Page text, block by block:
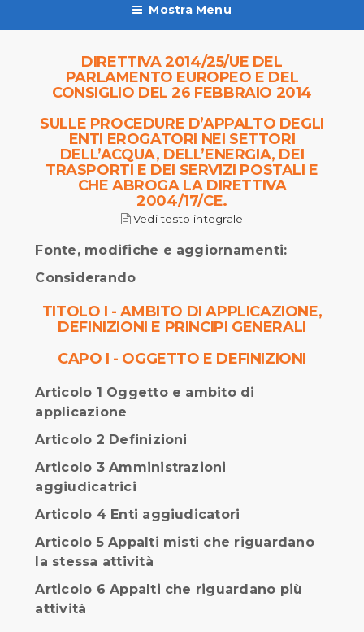
Mostra Menu
DIRETTIVA 2014/25/UE DEL
PARLAMENTO EUROPEO E DEL
CONSIGLIO DEL 26 FEBBRAIO 2014
SULLE PROCEDURE D’APPALTO DEGLI
ENTI EROGATORI NEI SETTORI
DELL’ACQUA, DELL’ENERGIA, DEI
TRASPORTI E DEI SERVIZI POSTALI E
CHE ABROGA LA DIRETTIVA
2004/17/CE.
Vedi testo integrale
Fonte, modifiche e aggiornamenti:
Considerando
TITOLO I - AMBITO DI APPLICAZIONE,
DEFINIZIONI E PRINCIPI GENERALI
CAPO I - OGGETTO E DEFINIZIONI
Articolo 1 Oggetto e ambito di
applicazione
Articolo 2 Definizioni
Articolo 3 Amministrazioni
aggiudicatrici
Articolo 4 Enti aggiudicatori
Articolo 5 Appalti misti che riguardano
la stessa attività
Articolo 6 Appalti che riguardano più
attività